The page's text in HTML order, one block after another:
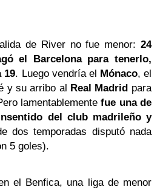
de River no fue menor: 24
el Barcelona para tenerlo,
19. Luego vendría el Mónaco, el
y su arribo al Real Madrid para
lamentablementefue una de
del club madrileño y
dos temporadas disputó nada
5 goles).
el Benfica, una liga de menor